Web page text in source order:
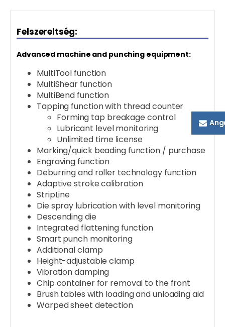
Felszereltség:
Advanced machine and punching equipment:
MultiTool function
MultiShear function
MultiBend function
Tapping function with thread counter
Forming tap breakage control
Lubricant level monitoring
Unlimited time license
Marking/quick beading function / purchase
Engraving function
Deburring and roller technology function
Adaptive stroke calibration
StripLine
Die spray lubrication with level monitoring
Descending die
Integrated flattening function
Smart punch monitoring
Additional clamp
Height-adjustable clamp
Vibration damping
Chip container for removal to the front
Brush tables with loading and unloading aid
Warped sheet detection